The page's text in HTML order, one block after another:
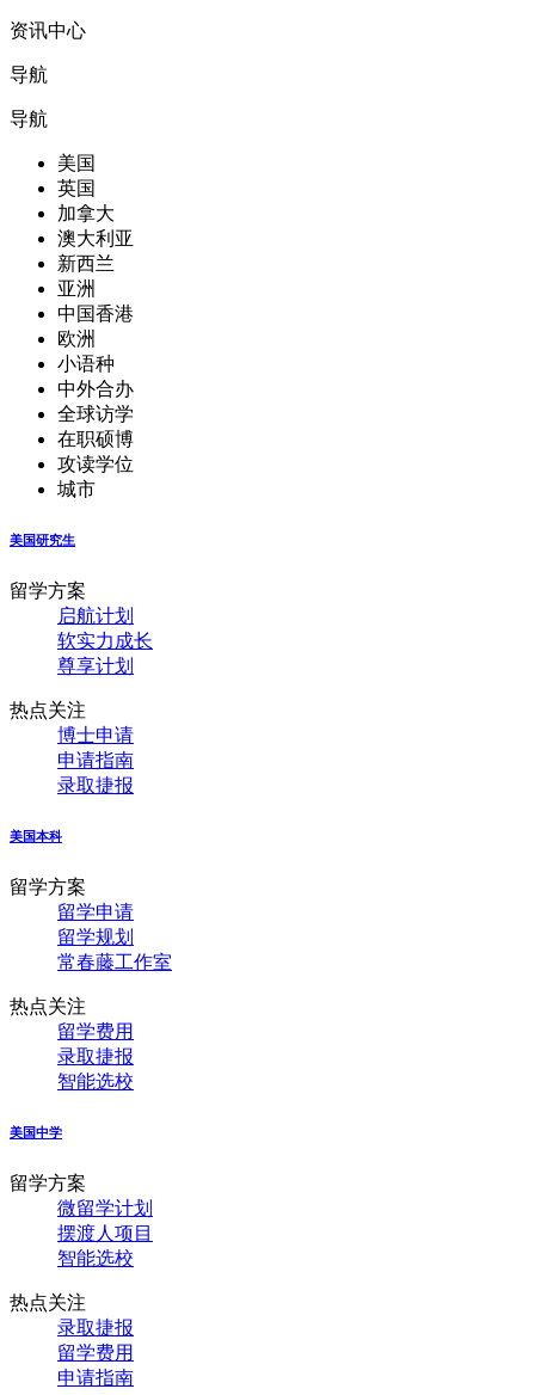
资讯中心
导航
导航
美国
英国
加拿大
澳大利亚
新西兰
亚洲
中国香港
欧洲
小语种
中外合办
全球访学
在职硕博
攻读学位
城市
美国研究生
留学方案
启航计划
软实力成长
尊享计划
热点关注
博士申请
申请指南
录取捷报
美国本科
留学方案
留学申请
留学规划
常春藤工作室
热点关注
留学费用
录取捷报
智能选校
美国中学
留学方案
微留学计划
摆渡人项目
智能选校
热点关注
录取捷报
留学费用
申请指南